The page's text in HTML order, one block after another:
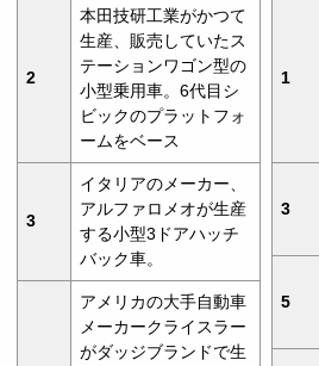
2
本田技研工業がかつて
生産、販売していたス
テーションワゴン型の
小型乗用車。6代目シ
ビックのプラットフォ
ームをベース
3
イタリアのメーカー、
アルファロメオが生産
する小型3ドアハッチ
バック車。
アメリカの大手自動車
メーカークライスラー
がダッジブランドで生
1
3
5